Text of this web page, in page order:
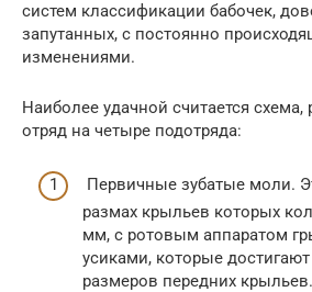
систем классификации бабочек,
запутанных, с постоянно
изменениями.
Наиболее удачной считается
отряд на четыре подотряда:
Первичные зубатые моли.
размах крыльев которых
мм, с ротовым аппаратом
усиками, которые
размеров передних